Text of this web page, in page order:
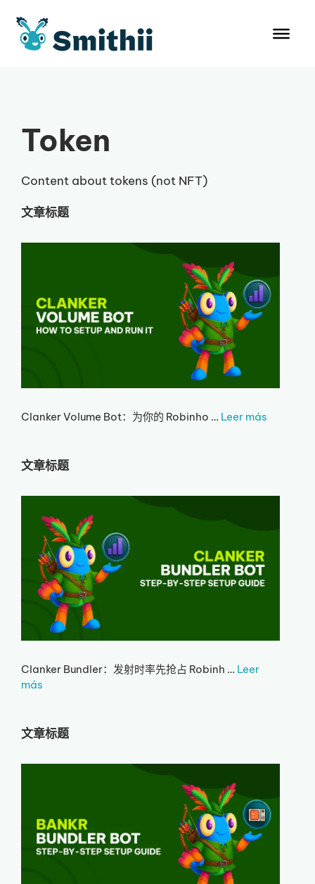
Token
Content about tokens (not NFT)
文章标题
Clanker Volume Bot：为你的 Robinho … Leer más
文章标题
Clanker Bundler：发射时率先抢占 Robinh … Leer
más
文章标题